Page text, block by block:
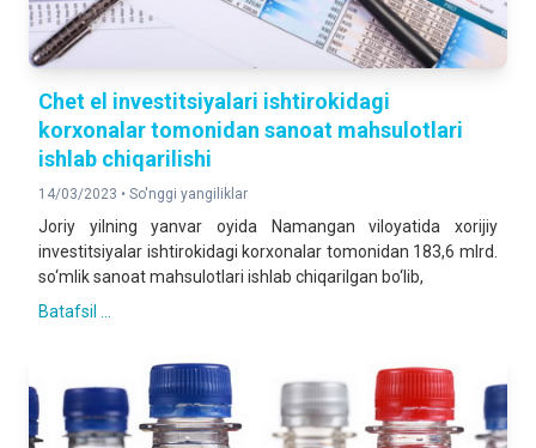
Chet el investitsiyalari ishtirokidagi
korxonalar tomonidan sanoat mahsulotlari
ishlab chiqarilishi
14/03/2023 • So'nggi yangiliklar
Joriy yilning yanvar oyida Namangan viloyatida xorijiy
investitsiyalar ishtirokidagi korxonalar tomonidan 183,6 mlrd.
so‘mlik sanoat mahsulotlari ishlab chiqarilgan bo‘lib,
Batafsil ...